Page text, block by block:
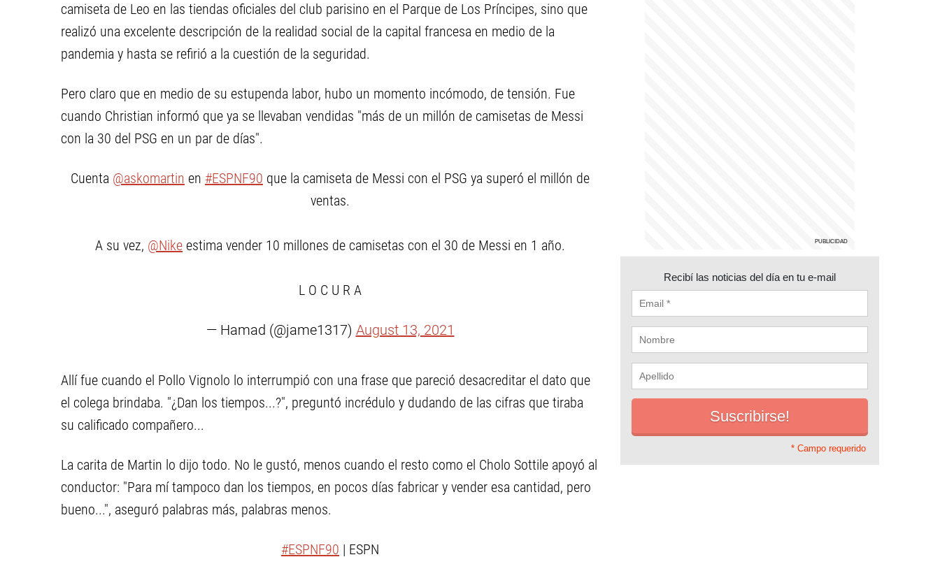
camiseta de Leo en las tiendas oficiales del club parisino en el Parque de Los Príncipes, sino que
realizó una excelente descripción de la realidad social de la capital francesa en medio de la
pandemia y hasta se refirió a la cuestión de la seguridad.
Pero claro que en medio de su estupenda labor, hubo un momento incómodo, de tensión. Fue
cuando Christian informó que ya se llevaban vendidas "más de un millón de camisetas de Messi
con la 30 del PSG en un par de días".
Cuenta @askomartin en #ESPNF90 que la camiseta de Messi con el PSG ya superó el millón de
ventas.
A su vez, @Nike estima vender 10 millones de camisetas con el 30 de Messi en 1 año.
L O C U R A
— Hamad (@jame1317) August 13, 2021
Allí fue cuando el Pollo Vignolo lo interrumpió con una frase que pareció desacreditar el dato que
el colega brindaba. "¿Dan los tiempos...?", preguntó incrédulo y dudando de las cifras que tiraba
su calificado compañero...
La carita de Martin lo dijo todo. No le gustó, menos cuando el resto como el Cholo Sottile apoyó al
conductor: "Para mí tampoco dan los tiempos, en pocos días fabricar y vender esa cantidad, pero
bueno...", aseguró palabras más, palabras menos.
#ESPNF90 | ESPN
Recibí las noticias del día en tu e-mail
* Campo requerido